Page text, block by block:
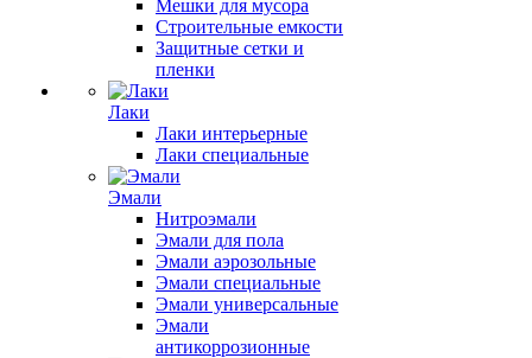
Мешки для мусора
Строительные емкости
Защитные сетки и
пленки
Лаки
Лаки интерьерные
Лаки специальные
Эмали
Нитроэмали
Эмали для пола
Эмали аэрозольные
Эмали специальные
Эмали универсальные
Эмали
антикоррозионные